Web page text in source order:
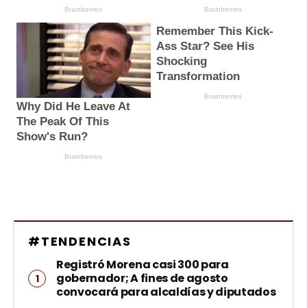
#TENDENCIAS
Registró Morena casi 300 para
gobernador; A fines de agosto
convocará para alcaldías y diputados